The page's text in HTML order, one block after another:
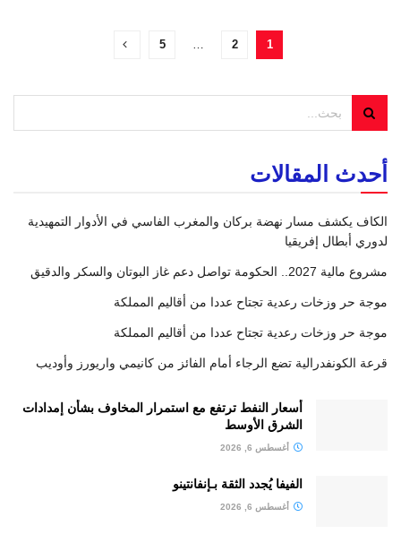
1
2
…
5
أحدث المقالات
الكاف يكشف مسار نهضة بركان والمغرب الفاسي في الأدوار التمهيدية
لدوري أبطال إفريقيا
مشروع مالية 2027.. الحكومة تواصل دعم غاز البوتان والسكر والدقيق
موجة حر وزخات رعدية تجتاح عددا من أقاليم المملكة
موجة حر وزخات رعدية تجتاح عددا من أقاليم المملكة
قرعة الكونفدرالية تضع الرجاء أمام الفائز من كانيمي واريورز وأوديب
أسعار النفط ترتفع مع استمرار المخاوف بشأن إمدادات
الشرق الأوسط
أغسطس 6, 2026
الفيفا يُجدد الثقة بـإنفانتينو
أغسطس 6, 2026